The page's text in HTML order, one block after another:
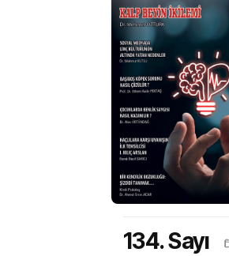
134. Sayı